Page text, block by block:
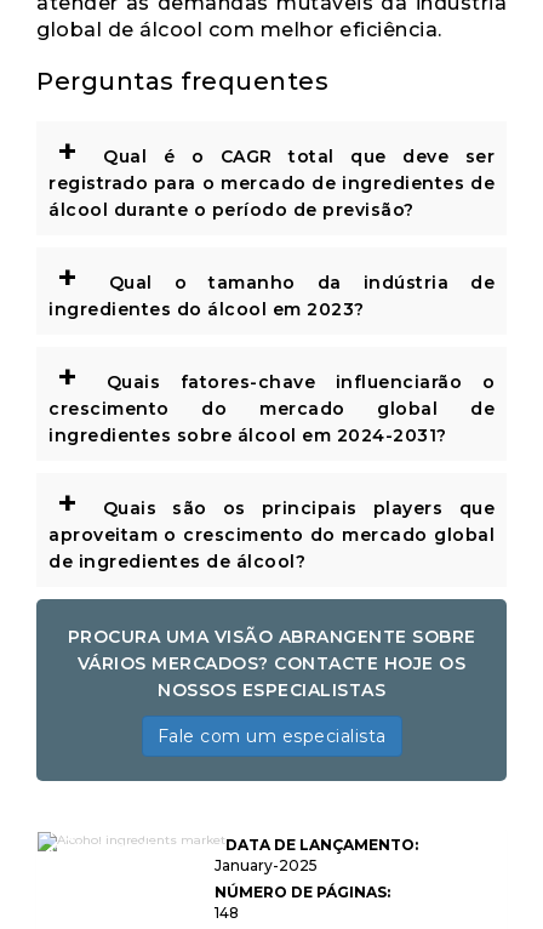
global de álcool com melhor eficiência.
Perguntas frequentes
+
Qual é o CAGR total que deve ser
registrado para o mercado de ingredientes de
álcool durante o período de previsão?
+
Qual o tamanho da indústria de
ingredientes do álcool em 2023?
+
Quais fatores-chave influenciarão o
crescimento do mercado global de
ingredientes sobre álcool em 2024-2031?
+
Quais são os principais players que
aproveitam o crescimento do mercado global
de ingredientes de álcool?
PROCURA UMA VISÃO ABRANGENTE SOBRE
VÁRIOS MERCADOS? CONTACTE HOJE OS
NOSSOS ESPECIALISTAS
Fale com um especialista
Ingredientes
globais de álcool
DATA DE LANÇAMENTO:
January-2025
NÚMERO DE PÁGINAS:
148